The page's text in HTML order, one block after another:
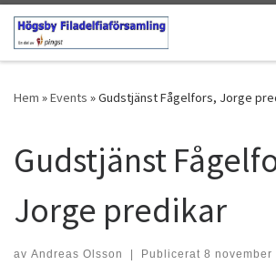
Hoppa till innehåll
Hem »Events »Gudstjänst Fågelfors, Jorge
Gudstjänst
Jorge predikar
av Andreas Olsson | Publicerat 8 november